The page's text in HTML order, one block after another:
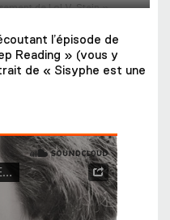
de Lol V. Stein »
l’épisode de
Reading » (vous y
de « Sisyphe est une